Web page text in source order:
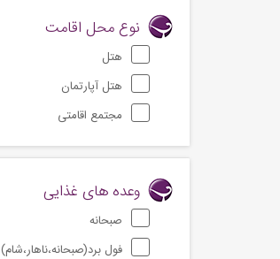
نوع محل اقامت
هتل
هتل آپارتمان
مجتمع اقامتی
وعده های غذایی
صبحانه
فول برد(صبحانه،ناهار،شام)